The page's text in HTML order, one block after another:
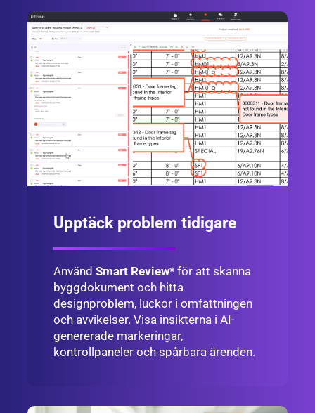
Upptäck problem tidigare
AnvändSmart Review* för att skanna
byggdokument och hitta
designproblem, luckor i omfattningen
och avvikelser. Visa insikterna i AI-
genererade markeringar,
kontrollpaneler och spårbara ärenden.